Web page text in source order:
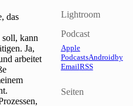
das
soll, kann
Ja,
arbeitet
Lightroom
Podcast
Apple
PodcastsAndroidby
EmailRSS
Seiten